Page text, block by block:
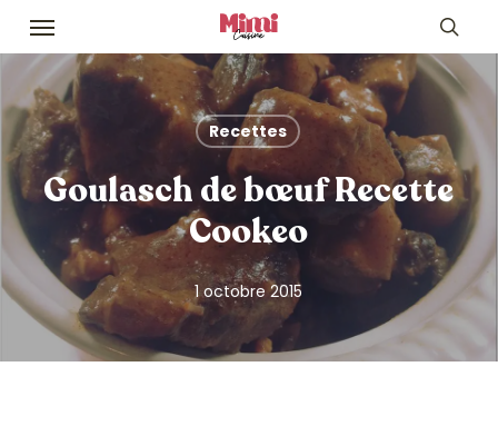
Skip
main
content
Menu
Recettes
Goulasch de bœuf Recette
Cookeo
1 octobre 2015